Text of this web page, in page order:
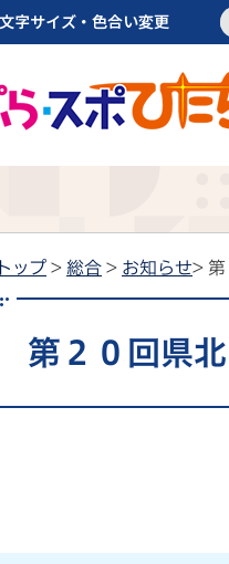
トップ > 総合 > お知らせ> 第
第２０回県